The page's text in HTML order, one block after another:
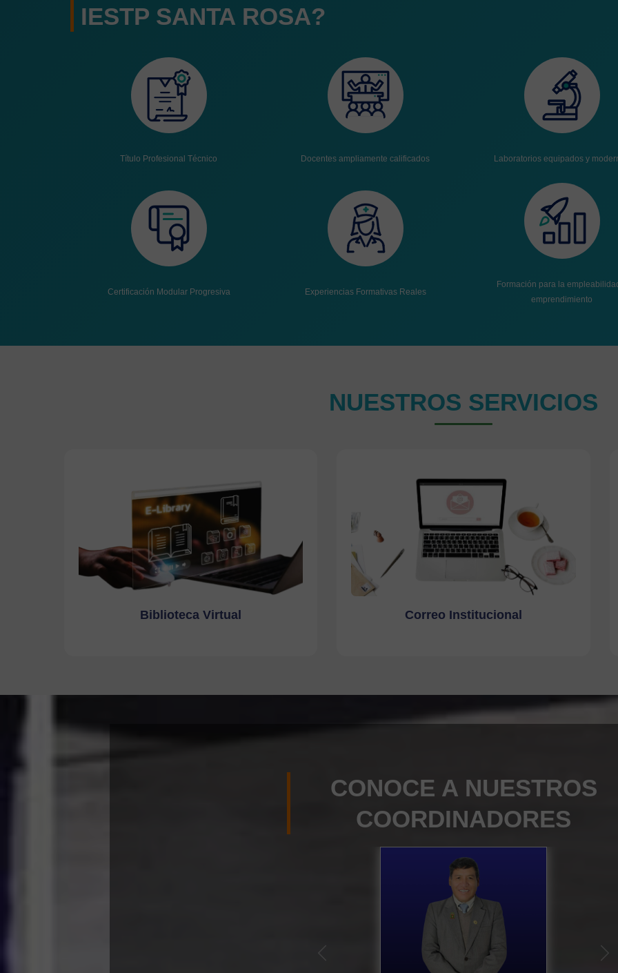
IESTP SANTA ROSA?
Título Profesional Técnico Docentes ampliamente calificados Laboratorios equipados y
Certificación Modular Progresiva Experiencias Formativas Reales
Formación para la
emprendimiento
NUESTROS SERVICIOS
Biblioteca Virtual
Biblioteca Virtual
Ir a la página
Correo Institucional
Correo Institucional
CONOCE A NUESTROS
COORDINADORES